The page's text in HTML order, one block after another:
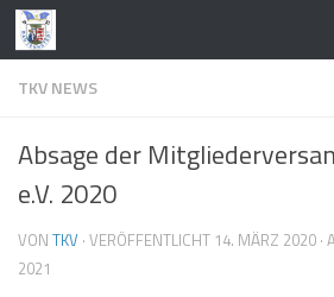
Zum Inhalt springen
TKV NEWS
Absage der
e.V. 2020
VON TKV · VERÖFFENTLICHT 14. MÄRZ 2020 ·
2021